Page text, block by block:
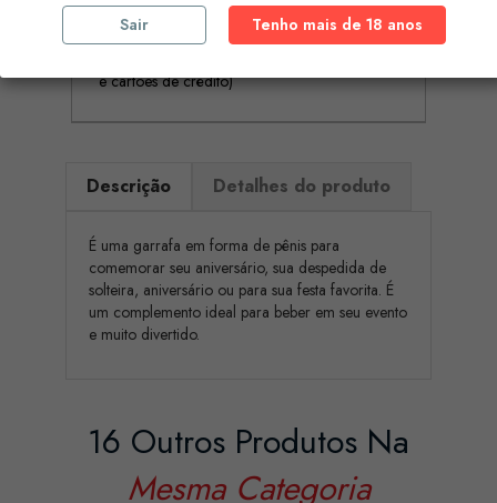
pagamento por referência Multibanco, Mbway
e cartões de crédito)
Descrição Detalhes do produto
É uma garrafa em forma de pênis para
comemorar seu aniversário, sua despedida de
solteira, aniversário ou para sua festa favorita. É
um complemento ideal para beber em seu evento
e muito divertido.
16 Outros Produtos Na
Mesma Categoria
Sair Tenho mais de 18 anos